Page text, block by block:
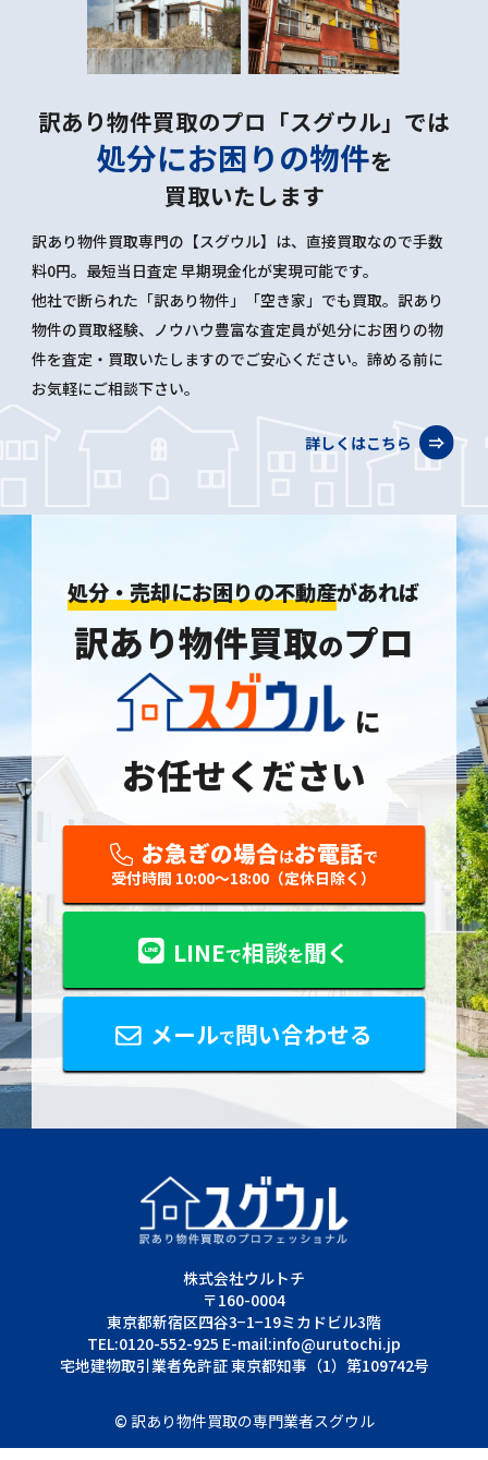
訳あり物件買取のプロ「スグウル」では
処分にお困りの物件を
買取いたします
訳あり物件買取専門の【スグウル】は、直接買取なので手数
料0円。最短当日査定 早期現金化が実現可能です。
他社で断られた「訳あり物件」「空き家」でも買取。訳あり
物件の買取経験、ノウハウ豊富な査定員が処分にお困りの物
件を査定・買取いたしますのでご安心ください。諦める前に
お気軽にご相談下さい。
詳しくはこちら
処分・売却にお困りの不動産があれば
訳あり物件買取のプロ
に
お任せください
お急ぎの場合はお電話で
受付時間 10:00〜18:00（定休日除く）
LINEで相談を聞く
メールで問い合わせる
株式会社ウルトチ
〒160-0004
東京都新宿区四谷3−1−19ミカドビル3階
TEL:0120-552-925 E-mail:info@urutochi.jp
宅地建物取引業者免許証 東京都知事（1）第109742号
© 訳あり物件買取の専門業者スグウル